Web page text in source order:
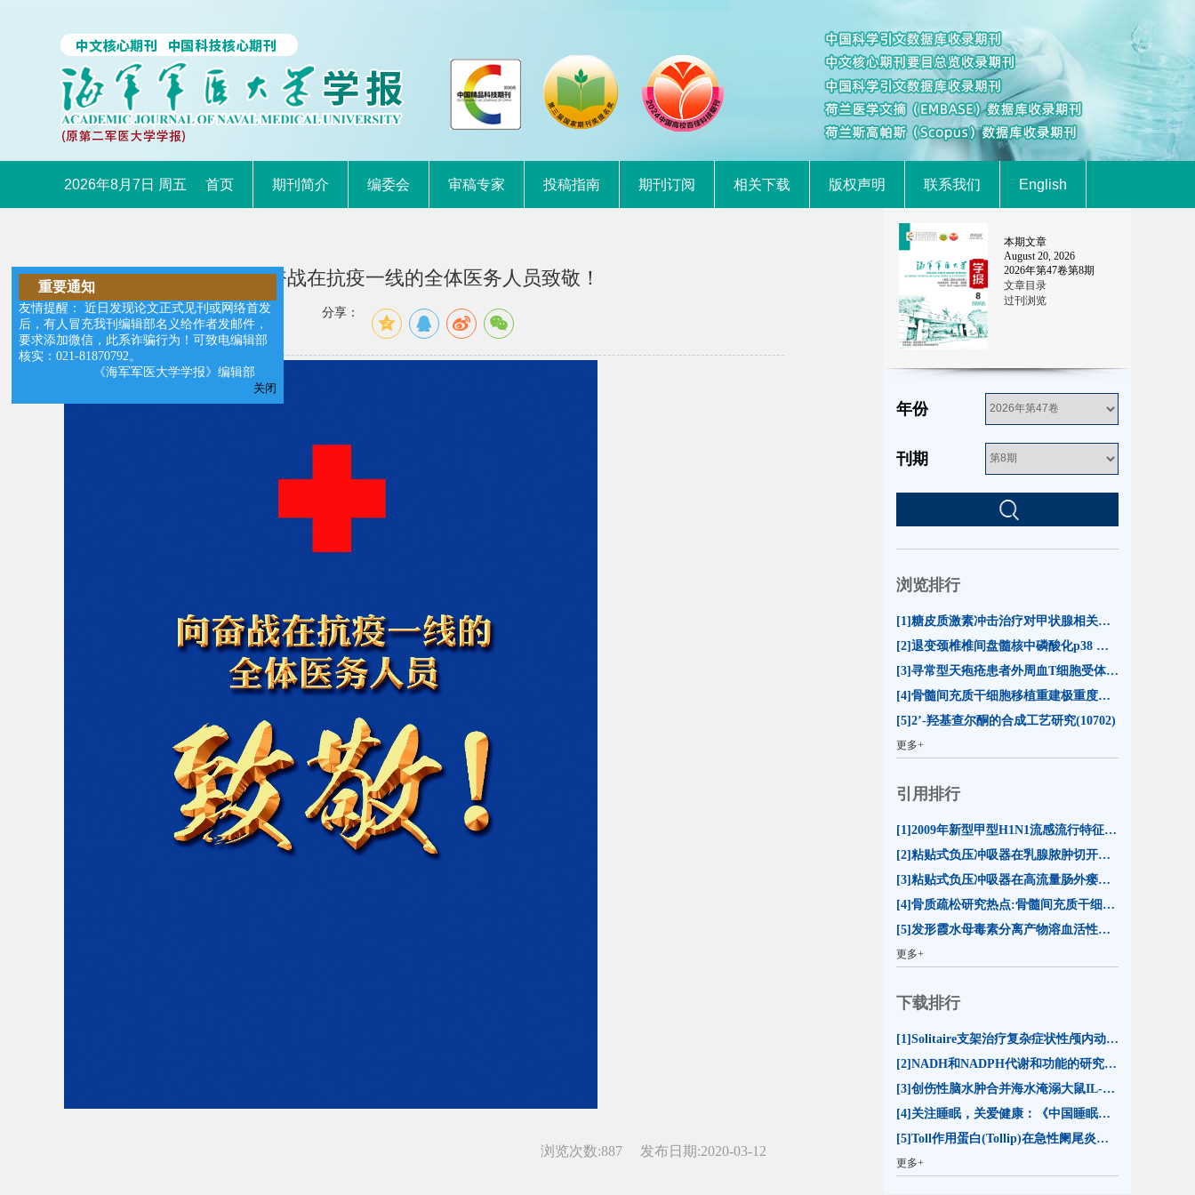
2026年8月7日 周五 首页 期刊简介 编委会 审稿专家 投稿指南 期刊订阅 相关下载 版权声明 联系我们 English
向奋战在抗疫一线的全体医务人员致敬！
分享：
发布日期:2020-03-12
浏览次数:887
本期文章
August 20, 2026
2026年第47卷第8期
文章目录
过刊浏览
年份
刊期
浏览排行
[1]糖皮质激素冲击治疗对甲状腺相关眼病患者泪膜脂质层厚度的影响(55078)
[2]退变颈椎椎间盘髓核中磷酸化p38 MAPK的表达(13274)
[3]寻常型天疱疮患者外周血T细胞受体β链可变区CDR3基因克隆谱型分析(11015)
[4]骨髓间充质干细胞移植重建极重度放射损伤小鼠造血功能(10747)
[5]2’-羟基查尔酮的合成工艺研究(10702)
更多+
引用排行
[1]2009年新型甲型H1N1流感流行特征及防控措施(16)
[2]粘贴式负压冲吸器在乳腺脓肿切开引流治疗中的应用(13)
[3]粘贴式负压冲吸器在高流量肠外瘘合并切口裂开治疗中的应用(13)
[4]骨质疏松研究热点:骨髓间充质干细胞分化命运(13)
[5]发形霞水母毒素分离产物溶血活性的比较及其影响因素分析(12)
更多+
下载排行
[1]Solitaire支架治疗复杂症状性颅内动脉狭窄的初步评价(23598)
[2]NADH和NADPH代谢和功能的研究进展(20599)
[3]创伤性脑水肿合并海水淹溺大鼠IL-1β和TNF-α表达的变化(15467)
[4]关注睡眠，关爱健康：《中国睡眠研究报告2023》解读(15141)
[5]Toll作用蛋白(Tollip)在急性阑尾炎时的表达(14409)
更多+
重要通知
友情提醒： 近日发现论文正式见刊或网络首发
后，有人冒充我刊编辑部名义给作者发邮件，
要求添加微信，此系诈骗行为！可致电编辑部
核实：021-81870792。
《海军军医大学学报》编辑部
关闭